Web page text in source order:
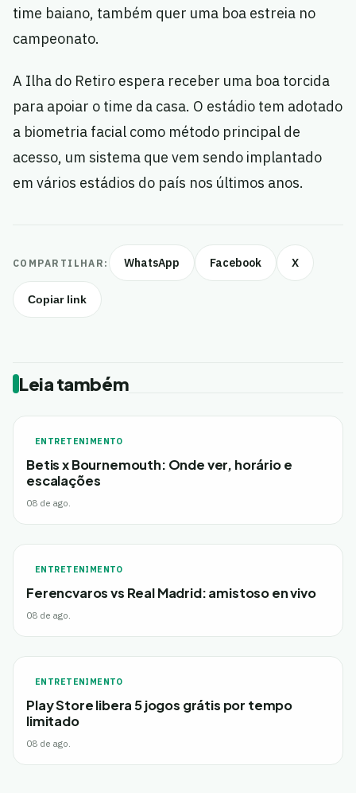
time baiano, também quer uma boa estreia no
campeonato.
A Ilha do Retiro espera receber uma boa torcida
para apoiar o time da casa. O estádio tem adotado
a biometria facial como método principal de
acesso, um sistema que vem sendo implantado
em vários estádios do país nos últimos anos.
COMPARTILHAR: WhatsApp Facebook X
Copiar link
Leia também
ENTRETENIMENTO
Betis x Bournemouth: Onde ver, horário e
escalações
08 de ago.
ENTRETENIMENTO
Ferencvaros vs Real Madrid: amistoso en vivo
08 de ago.
ENTRETENIMENTO
Play Store libera 5 jogos grátis por tempo
limitado
08 de ago.